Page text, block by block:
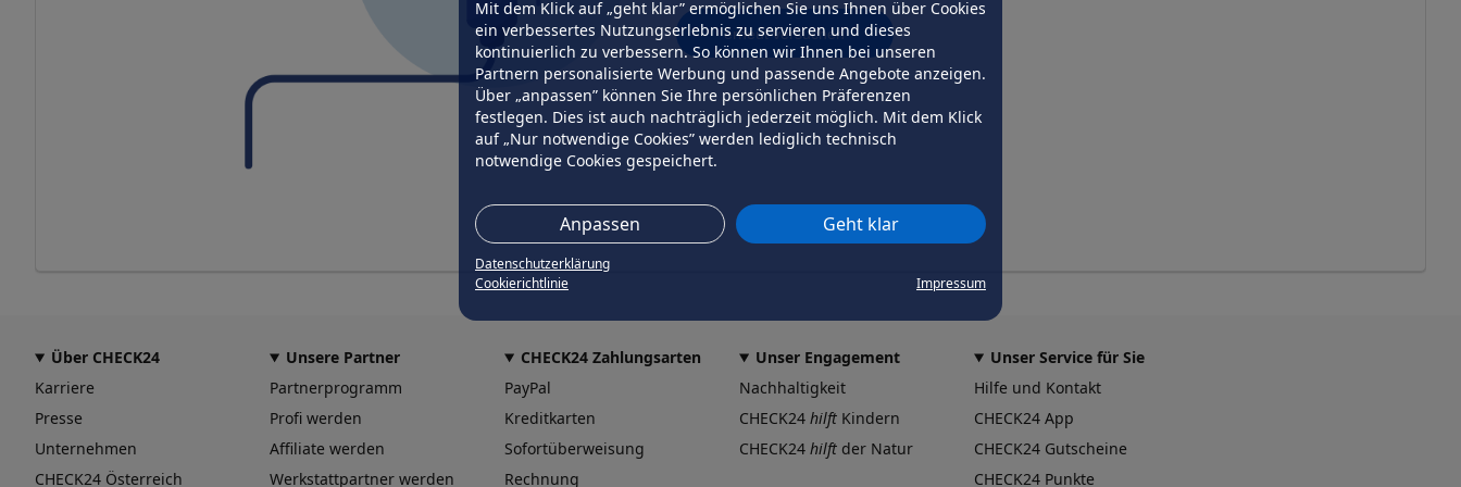
Mit dem Klick auf „geht klar” ermöglichen Sie uns Ihnen über Cookies
ein verbessertes Nutzungserlebnis zu servieren und dieses
kontinuierlich zu verbessern. So können wir Ihnen bei unseren
Partnern personalisierte Werbung und passende Angebote anzeigen.
Über „anpassen” können Sie Ihre persönlichen Präferenzen
festlegen. Dies ist auch nachträglich jederzeit möglich. Mit dem Klick
auf „Nur notwendige Cookies” werden lediglich technisch
notwendige Cookies gespeichert.
Anpassen Geht klar
Datenschutzerklärung
Cookierichtlinie
Impressum
erneut versuchen
Über CHECK24
Karriere
Presse
Unternehmen
CHECK24 Österreich
Unsere Partner
Partnerprogramm
Profi werden
Affiliate werden
Werkstattpartner werden
CHECK24 Zahlungsarten
PayPal
Kreditkarten
Sofortüberweisung
Rechnung
Unser Engagement
Nachhaltigkeit
CHECK24 hilft Kindern
CHECK24 hilft der Natur
Unser Service für Sie
Hilfe und Kontakt
CHECK24 App
CHECK24 Gutscheine
CHECK24 Punkte